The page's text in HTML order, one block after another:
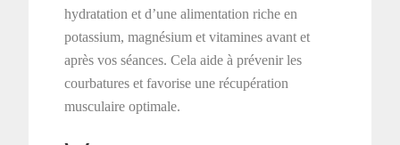
hydratation et d’une alimentation riche en
potassium, magnésium et vitamines avant et
après vos séances. Cela aide à prévenir les
courbatures et favorise une récupération
musculaire optimale.